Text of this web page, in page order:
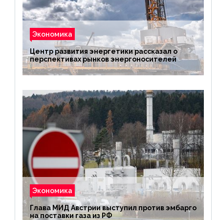
Экономика
Центр развития энергетики рассказал о
перспективах рынков энергоносителей
Экономика
Глава МИД Австрии выступил против эмбарго
на поставки газа из РФ